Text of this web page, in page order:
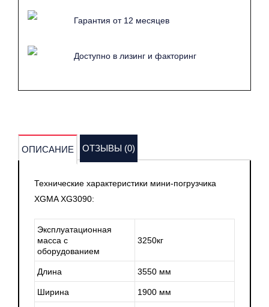
Гарантия от 12 месяцев
Доступно в лизинг и факторинг
ОПИСАНИЕ ОТЗЫВЫ (0)
Технические характеристики мини-погрузчика
XGMA XG3090:
Эксплуатационная
масса с
оборудованием
3250кг
Длина 3550 мм
Ширина 1900 мм